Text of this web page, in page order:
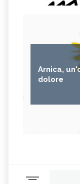
Arnica,
dolore